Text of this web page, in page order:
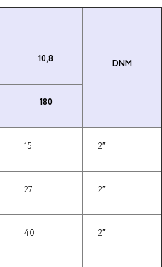
DNM
10,8
180
15 2″
27 2″
40 2″